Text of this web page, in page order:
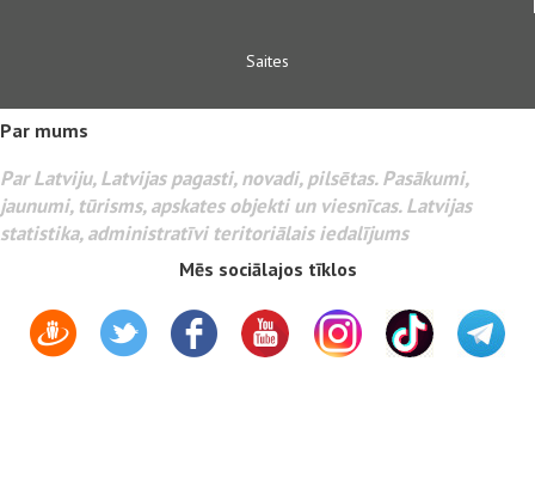
Saites
Par mums
Par Latviju, Latvijas pagasti, novadi, pilsētas. Pasākumi,
jaunumi, tūrisms, apskates objekti un viesnīcas. Latvijas
statistika, administratīvi teritoriālais iedalījums
Mēs sociālajos tīklos